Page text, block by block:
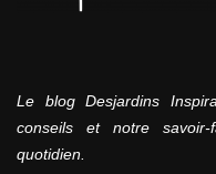
Le blog Desjardins
conseils et notre
quotidien.